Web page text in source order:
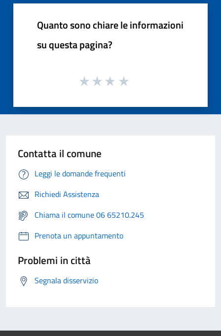
Quanto sono chiare le informazioni
su questa pagina?
Contatta il comune
Leggi le domande frequenti
Richiedi Assistenza
Chiama il comune 06 65210.245
Prenota un appuntamento
Problemi in città
Segnala disservizio